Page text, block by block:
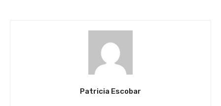
Patricia Escobar